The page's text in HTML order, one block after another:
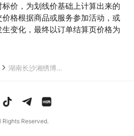
提供必要支持。
价，为划线价基础上计算出来的
格根据商品或服务参加活动，或
变化，最终以订单结算页价格为
湖南长沙湘绣博物馆 刺绣DIY手作体验 非遗传人指导
Rights Reserved.